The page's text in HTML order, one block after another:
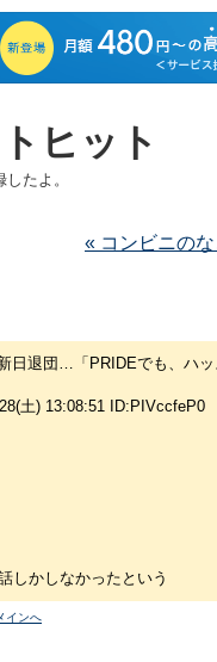
ヒット
たよ。
« コンビニの
日退団…「PRIDEでも、ハ
土) 13:08:51 ID:PIVccfeP0
しかしなかったという
インへ